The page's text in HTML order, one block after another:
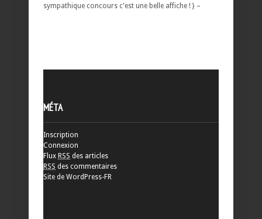
sympathique concours c'est une belle affiche ! } –
MÉTA
Inscription
Connexion
Flux RSS des articles
RSS des commentaires
Site de WordPress-FR